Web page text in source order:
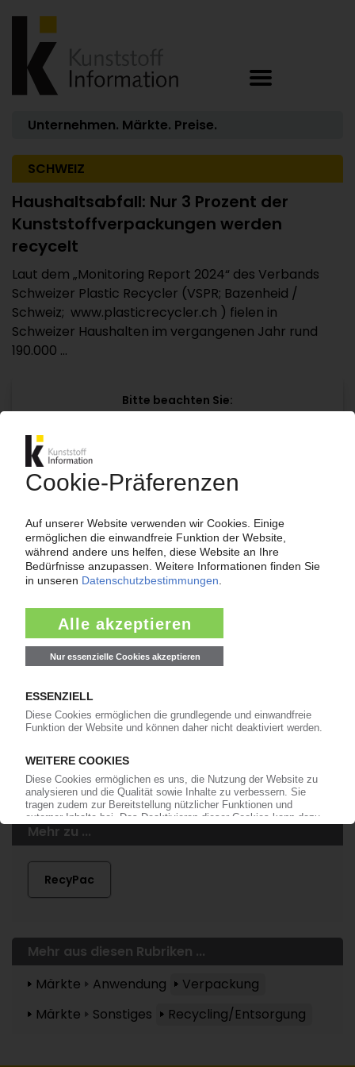
Unternehmen. Märkte. Preise.
SCHWEIZ
Haushaltsabfall: Nur 3 Prozent der
Kunststoffverpackungen werden
recycelt
Laut dem „Monitoring Report 2024“ des Verbands
Schweizer Plastic Recycler (VSPR; Bazenheid /
Schweiz; www.plasticrecycler.ch ) fielen in
Schweizer Haushalten im vergangenen Jahr rund
190.000 ...
Bitte beachten Sie:
Für den vollständigen Zugang zu den
Jetzt weiterlesen mit einem KI Abo:
Ihr KI Zugang
jährlich kündbar
ab99€/Monat
Jetzt kostenlos testen
anmelden!
Mehr zu ...
RecyPac
Mehr aus diesen Rubriken ...
Märkte
Anwendung
Verpackung
Märkte
Sonstiges Recycling/Entsorgung